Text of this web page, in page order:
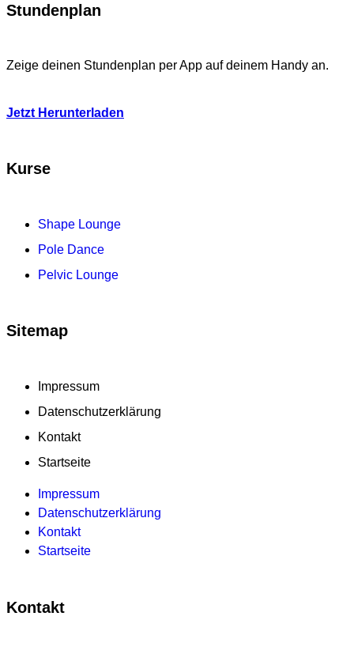
Stundenplan
Zeige deinen Stundenplan per App auf deinem Handy an.
Jetzt Herunterladen
Kurse
Shape Lounge
Pole Dance
Pelvic Lounge
Sitemap
Impressum
Datenschutzerklärung
Kontakt
Startseite
Impressum
Datenschutzerklärung
Kontakt
Startseite
Kontakt